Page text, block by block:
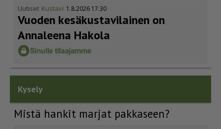
Uutiset Kustavi 1.8.2026 17.30
Vuoden kesäkus­ta­vi­lainen on
Annaleena Hakola
Kysely
Mistä hankit marjat pakkaseen?